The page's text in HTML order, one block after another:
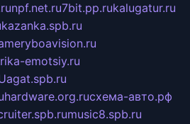
npf.net.ru7bit.pp.rukalugatur.ru
kazanka.spb.ru
emotsiy.ru
agat.spb.ru
hardware.org.ruсхема-авто.рф
music8.spb.ru